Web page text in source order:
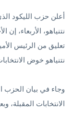
أعلن حزب الليكود
نتنياهو، الأربعاء،
تعليق من الرئيس
نتنياهو خوض
وجاء في بيان الحزب
الانتخابات المقبلة،